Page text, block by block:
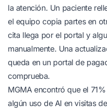
la atención. Un paciente
el equipo copia partes en
cita llega por el portal y
manualmente. Una
queda en un portal de
comprueba.
MGMA encontró que el
algún uso de AI en visitas